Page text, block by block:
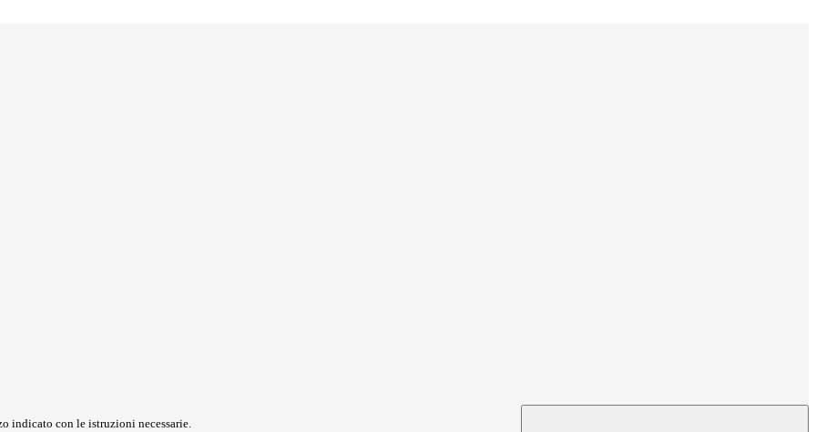
indicato con le istruzioni necessarie.